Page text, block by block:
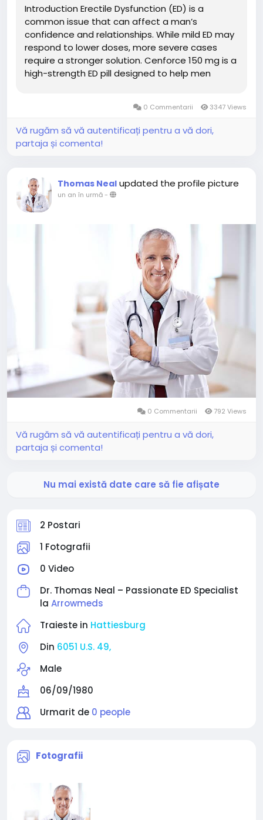
2 Postari
1 Fotografii
0 Video
Dr. Thomas Neal – Passionate ED Specialist
la Arrowmeds
Traieste in Hattiesburg
Din 6051 U.S. 49,
Male
06/09/1980
Urmarit de 0 people
Fotografii
Introduction Erectile Dysfunction (ED) is a
common issue that can affect a man’s
confidence and relationships. While mild ED may
respond to lower doses, more severe cases
require a stronger solution. Cenforce 150 mg is a
high-strength ED pill designed to help men
Cenforce 150 mg works, its...0 Commentarii 3347 Views
Vă rugăm să vă autentificați pentru a vă dori,
partaja și comenta!
Thomas Neal updated the profile picture
un an în urmă-
0 Commentarii 792 Views
Vă rugăm să vă autentificați pentru a vă dori,
partaja și comenta!
Nu mai există date care să fie afișate